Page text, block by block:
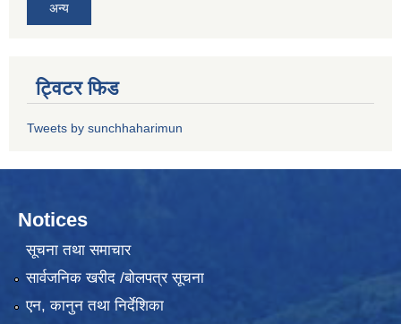
अन्य
ट्विटर फिड
Tweets by sunchhaharimun
Notices
सूचना तथा समाचार
सार्वजनिक खरीद /बोलपत्र सूचना
एन, कानुन तथा निर्देशिका